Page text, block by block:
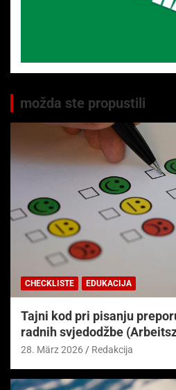
možda ste propustili
CHECKLISTE EDUKACIJA
Tajni kod pri pisanju
radnih svjedodžbe
28. März 2026 Redakcija